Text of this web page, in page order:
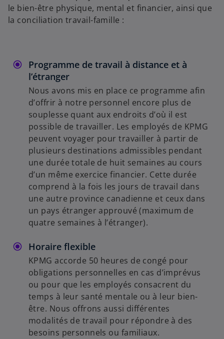
le bien-être physique, mental et financier, ainsi que
la conciliation travail-famille :
Programme de travail à distance et à
l’étranger
Nous avons mis en place ce programme afin
d’offrir à notre personnel encore plus de
souplesse quant aux endroits d’où il est
possible de travailler. Les employés de KPMG
peuvent voyager pour travailler à partir de
plusieurs destinations admissibles pendant
une durée totale de huit semaines au cours
d’un même exercice financier. Cette durée
comprend à la fois les jours de travail dans
une autre province canadienne et ceux dans
un pays étranger approuvé (maximum de
quatre semaines à l’étranger).
Horaire flexible
KPMG accorde 50 heures de congé pour
obligations personnelles en cas d’imprévus
ou pour que les employés consacrent du
temps à leur santé mentale ou à leur bien-
être. Nous offrons aussi différentes
modalités de travail pour répondre à des
besoins personnels ou familiaux.